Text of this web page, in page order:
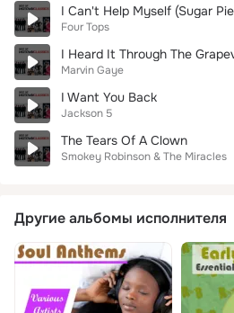
I Can't Help Myself (Sugar
Four Tops
I Heard It Through The
Marvin Gaye
I Want You Back
Jackson 5
The Tears Of A Clown
Smokey Robinson & The Miracles
Другие альбомы исполнителя